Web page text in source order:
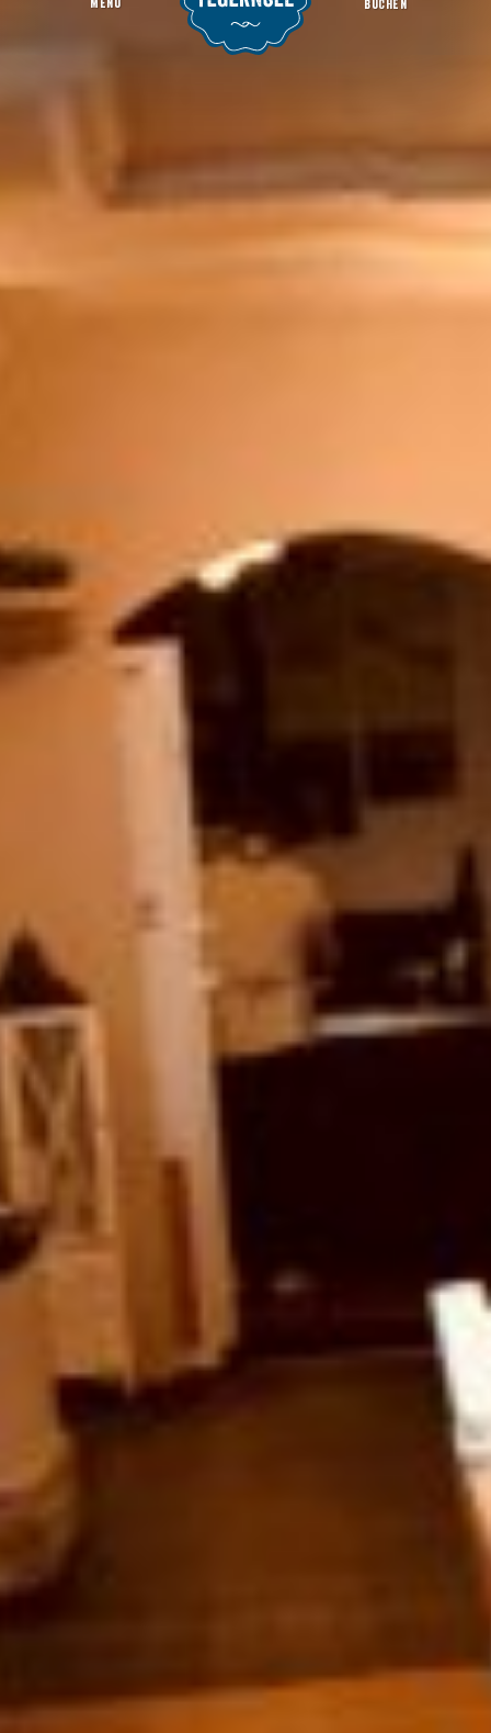
NEFELI Griechische Taverne
MENU BUCHEN